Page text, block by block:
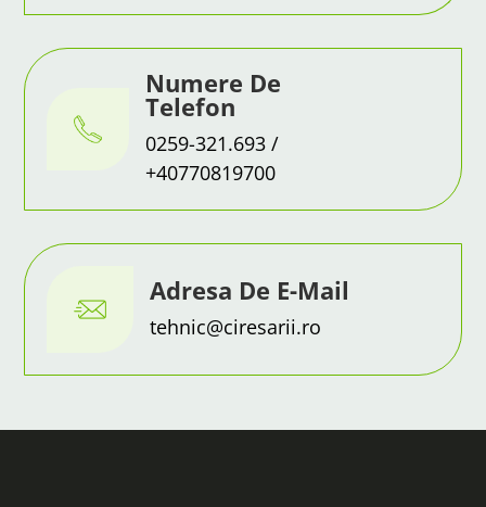
Numere De
Telefon
0259-321.693/
+40770819700
Adresa De E-Mail
tehnic@ciresarii.ro